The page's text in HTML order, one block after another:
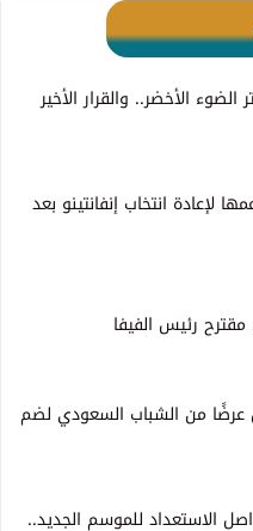
الضوء الأخضر.. والقرار الأخير
لإعادة انتخاب إنفانتينو بعد
رئيس الفيفا
من الشباب السعودي لضم
الاستعداد للموسم الجديد..